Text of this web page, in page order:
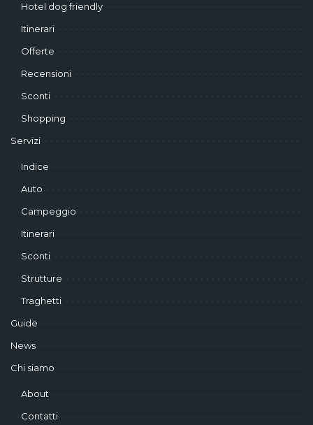
Hotel dog friendly
Itinerari
Offerte
Recensioni
Sconti
Shopping
Servizi
Indice
Auto
Campeggio
Itinerari
Sconti
Strutture
Traghetti
Guide
News
Chi siamo
About
Contatti